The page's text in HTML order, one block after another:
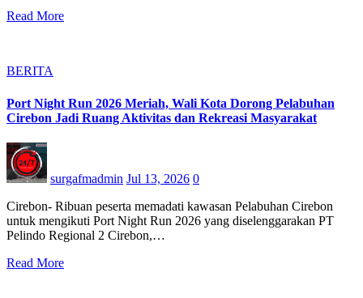
Read More
BERITA
Port Night Run 2026 Meriah, Wali Kota Dorong Pelabuhan
Cirebon Jadi Ruang Aktivitas dan Rekreasi Masyarakat
surgafmadmin Jul 13, 2026 0
Cirebon- Ribuan peserta memadati kawasan Pelabuhan Cirebon
untuk mengikuti Port Night Run 2026 yang diselenggarakan PT
Pelindo Regional 2 Cirebon,…
Read More